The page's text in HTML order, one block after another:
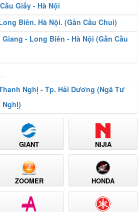
Giấy - Hà Nội
Biên. Hà Nội. (Gần Cầu Chui)
- Long Biên - Hà Nội (Gần Cầu
Nghị - Tp. Hải Dương (Ngã Tư
Nghị)
GIANT NIJIA
ZOOMER HONDA